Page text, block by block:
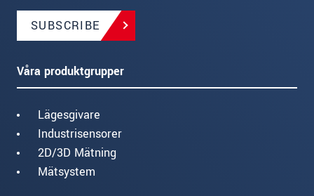
SUBSCRIBE
Våra produktgrupper
Lägesgivare
Industrisensorer
2D/3D Mätning
Mätsystem